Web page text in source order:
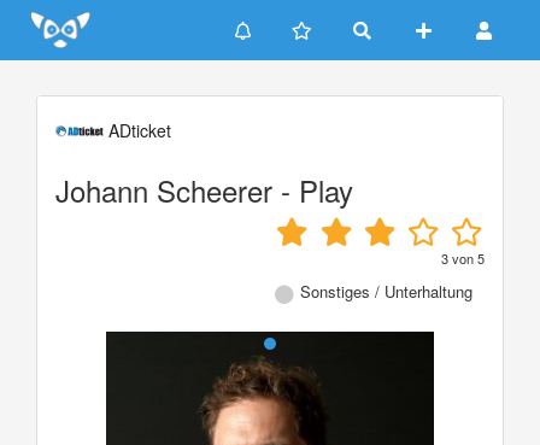
Update cookies preferences
ADticket
Johann Scheerer - Play
3von5
Sonstiges / Unterhaltung